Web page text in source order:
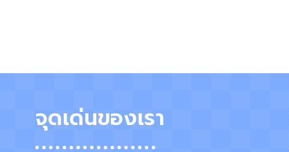
จุดเด่นของเรา